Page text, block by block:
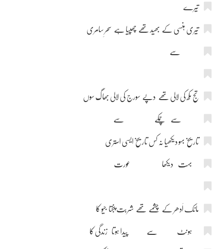
تیرے
تیری ہنسی کے بھید تھے چھپیا ہے سحرِ سامری
سے
تج مکھ کی لالی تھے دپے سورج کی لالی بھاگ سوں
سے چمکے سے
تاریخ بہو دیکھیا نہ کس تاریخ ایسی استری
بہت دیکھا عورت
مانک اَدھر کے چشمے تھے شربت پنجتا جیو کا
ہونٹ سے پیدا ہوتا زندگی کا